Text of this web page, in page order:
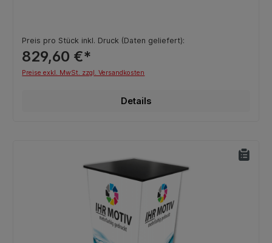
Preis pro Stück inkl. Druck (Daten geliefert):
829,60 €*
Preise exkl. MwSt. zzgl. Versandkosten
Details